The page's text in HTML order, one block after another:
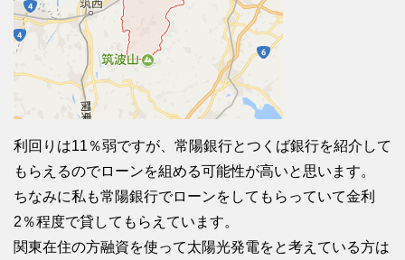
利回りは11％弱ですが、常陽銀行とつくば銀行を紹介して
もらえるのでローンを組める可能性が高いと思います。
ちなみに私も常陽銀行でローンをしてもらっていて金利
2％程度で貸してもらえています。
関東在住の方融資を使って太陽光発電をと考えている方は